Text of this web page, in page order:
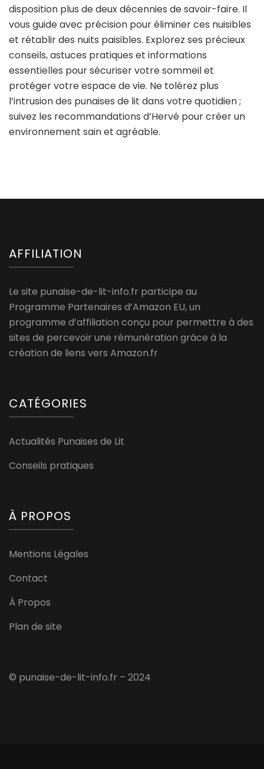
disposition plus de deux décennies de savoir-faire. Il
vous guide avec précision pour éliminer ces nuisibles
et rétablir des nuits paisibles. Explorez ses précieux
conseils, astuces pratiques et informations
essentielles pour sécuriser votre sommeil et
protéger votre espace de vie. Ne tolérez plus
l’intrusion des punaises de lit dans votre quotidien ;
suivez les recommandations d’Hervé pour créer un
environnement sain et agréable.
AFFILIATION
Le site punaise-de-lit-info.fr participe au
Programme Partenaires d’Amazon EU, un
programme d’affiliation conçu pour permettre à des
sites de percevoir une rémunération grâce à la
création de liens vers Amazon.fr
CATÉGORIES
Actualités Punaises de Lit
Conseils pratiques
À PROPOS
Mentions Légales
Contact
À Propos
Plan de site
© punaise-de-lit-info.fr – 2024